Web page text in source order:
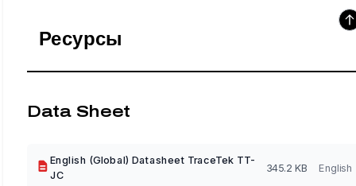
Ресурсы
Data Sheet
English (Global) Datasheet TraceTek TT-
JC
345.2 KB English